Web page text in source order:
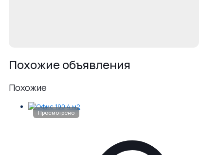
Похожие объявления
Похожие